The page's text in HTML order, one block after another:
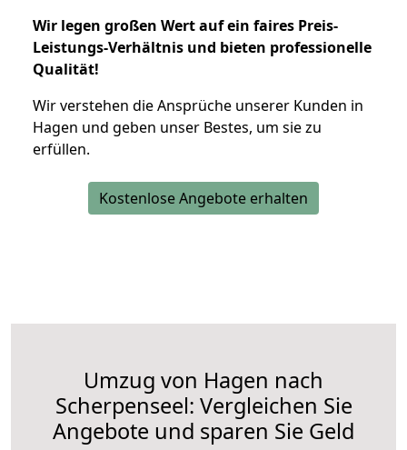
Wir legen großen Wert auf ein faires Preis-
Leistungs-Verhältnis und bieten professionelle
Qualität!
Wir verstehen die Ansprüche unserer Kunden in
Hagen und geben unser Bestes, um sie zu
erfüllen.
Kostenlose Angebote erhalten
Umzug von Hagen nach
Scherpenseel: Vergleichen Sie
Angebote und sparen Sie Geld